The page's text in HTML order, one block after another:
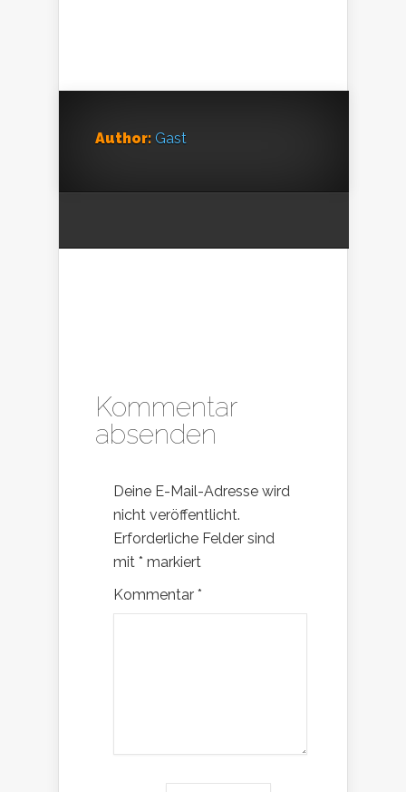
Author: Gast
Kommentar
absenden
Deine E-Mail-Adresse wird
nicht veröffentlicht.
Erforderliche Felder sind
mit * markiert
Kommentar *